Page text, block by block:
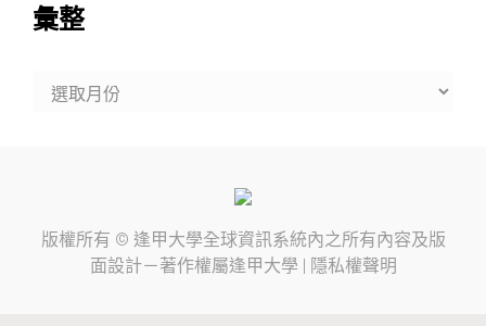
彙整
版權所有 © 逢甲大學全球資訊系統內之所有內容及版
面設計－著作權屬逢甲大學 | 隱私權聲明